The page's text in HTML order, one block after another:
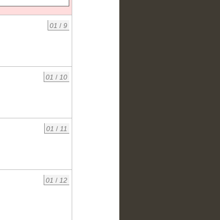
01 / 9
01 / 10
01 / 11
01 / 12